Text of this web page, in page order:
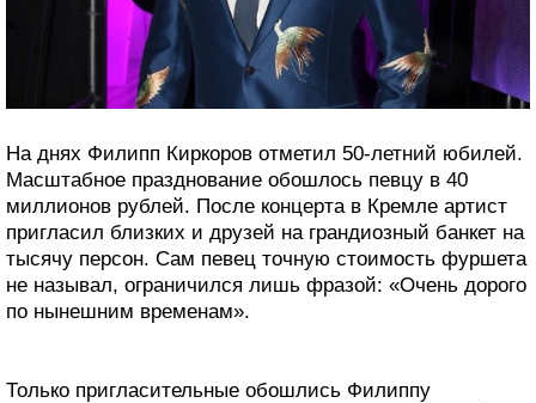
На днях Филипп Киркоров отметил 50-летний юбилей.
Масштабное празднование обошлось певцу в 40
миллионов рублей. После концерта в Кремле артист
пригласил близких и друзей на грандиозный банкет на
тысячу персон. Сам певец точную стоимость фуршета
не называл, ограничился лишь фразой: «Очень дорого
по нынешним временам».
Только пригласительные обошлись Филиппу